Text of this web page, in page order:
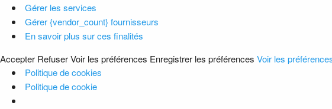
Gérer les services
Gérer {vendor_count} fournisseurs
En savoir plus sur ces finalités
Accepter RefuserVoir les préférences Enregistrer les préférences Voir les
Politique de cookies
Politique de cookie